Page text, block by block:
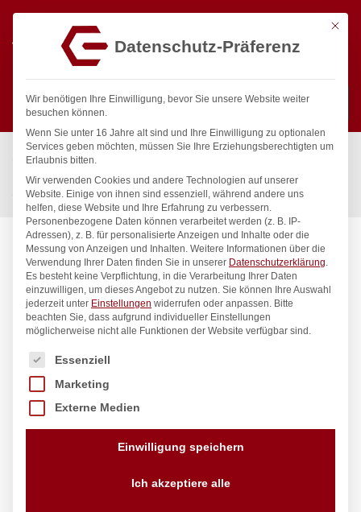
Suchen
Start / Gastronomiebedarf & Gastro Geräte für Profis
Präsentation
Tabletts
Serviertablett Woodform, HENDI, Mahagoni, ø420x(H)30mm
Mit
Datenschutz-Präferenz
Wir benötigen Ihre Einwilligung, bevor Sie unsere Website weiter
besuchen können.
Wenn Sie unter 16 Jahre alt sind und Ihre Einwilligung zu optionalen
Services geben möchten, müssen Sie Ihre Erziehungsberechtigten um
Erlaubnis bitten.
Wir verwenden Cookies und andere Technologien auf unserer
Website. Einige von ihnen sind essenziell, während andere uns
helfen, diese Website und Ihre Erfahrung zu verbessern.
Personenbezogene Daten können verarbeitet werden (z. B. IP-
Adressen), z. B. für personalisierte Anzeigen und Inhalte oder die
Messung von Anzeigen und Inhalten. Weitere Informationen über die
Verwendung Ihrer Daten finden Sie in unserer Datenschutzerklärung.
Es besteht keine Verpflichtung, in die Verarbeitung Ihrer Daten
einzuwilligen, um dieses Angebot zu nutzen. Sie können Ihre Auswahl
jederzeit unter Einstellungen widerrufen oder anpassen. Bitte
beachten Sie, dass aufgrund individueller Einstellungen
möglicherweise nicht alle Funktionen der Website verfügbar sind.
Es folgt eine Liste der Service-Gruppen, für die eine
Essenziell
Marketing
Externe Medien
Einwilligung speichern
Ich akzeptiere alle